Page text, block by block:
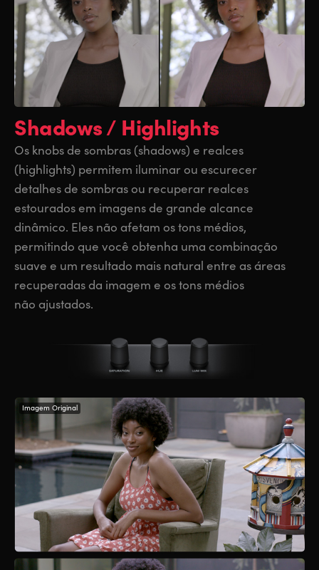
Shadows / Highlights
Os knobs de sombras (shadows) e realces
(highlights) permitem iluminar ou escurecer
detalhes de sombras ou recuperar realces
estourados em imagens de grande alcance
dinâmico. Eles não afetam os tons médios,
permitindo que você obtenha uma combinação
suave e um resultado mais natural entre as áreas
recuperadas da imagem e os tons médios
não ajustados.
Imagem Original